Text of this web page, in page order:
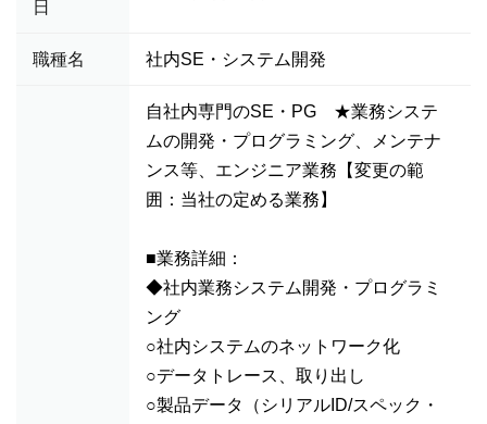
日
職種名 社内SE・システム開発
自社内専門のSE・PG ★業務システ
ムの開発・プログラミング、メンテナ
ンス等、エンジニア業務【変更の範
囲：当社の定める業務】
■業務詳細：
◆社内業務システム開発・プログラミ
ング
○社内システムのネットワーク化
○データトレース、取り出し
○製品データ（シリアルID/スペック・